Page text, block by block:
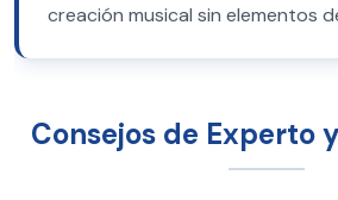
creación musical sin elementos
Consejos de Experto